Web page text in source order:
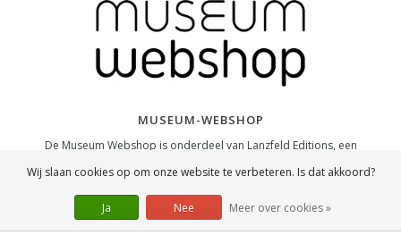
MUSEUM-WEBSHOP
De Museum Webshop is onderdeel van Lanzfeld Editions, een
Nederlands bedrijf dat in 2003 is opgericht en internationale marktleider
is op het gebied van museum merchandise.
SOCIAL
Wij slaan cookies op om onze website te verbeteren. Is dat akkoord?
Ja Nee Meer over cookies »